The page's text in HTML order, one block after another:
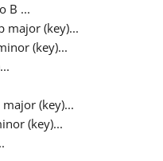
B ...
major (key)...
(key)...
(key)...
(key)...